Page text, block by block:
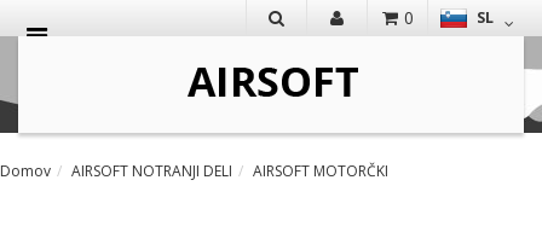
SL
0
Domov AIRSOFT NOTRANJI DELI AIRSOFT MOTORČKI